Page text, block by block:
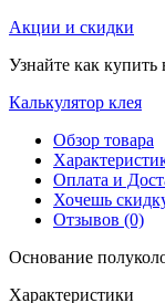
Акции и скидки
Узнайте как купить
Калькулятор клея
Обзор товара
Оплата и
Хочешь
Отзывов (0)
Основание
Характеристики